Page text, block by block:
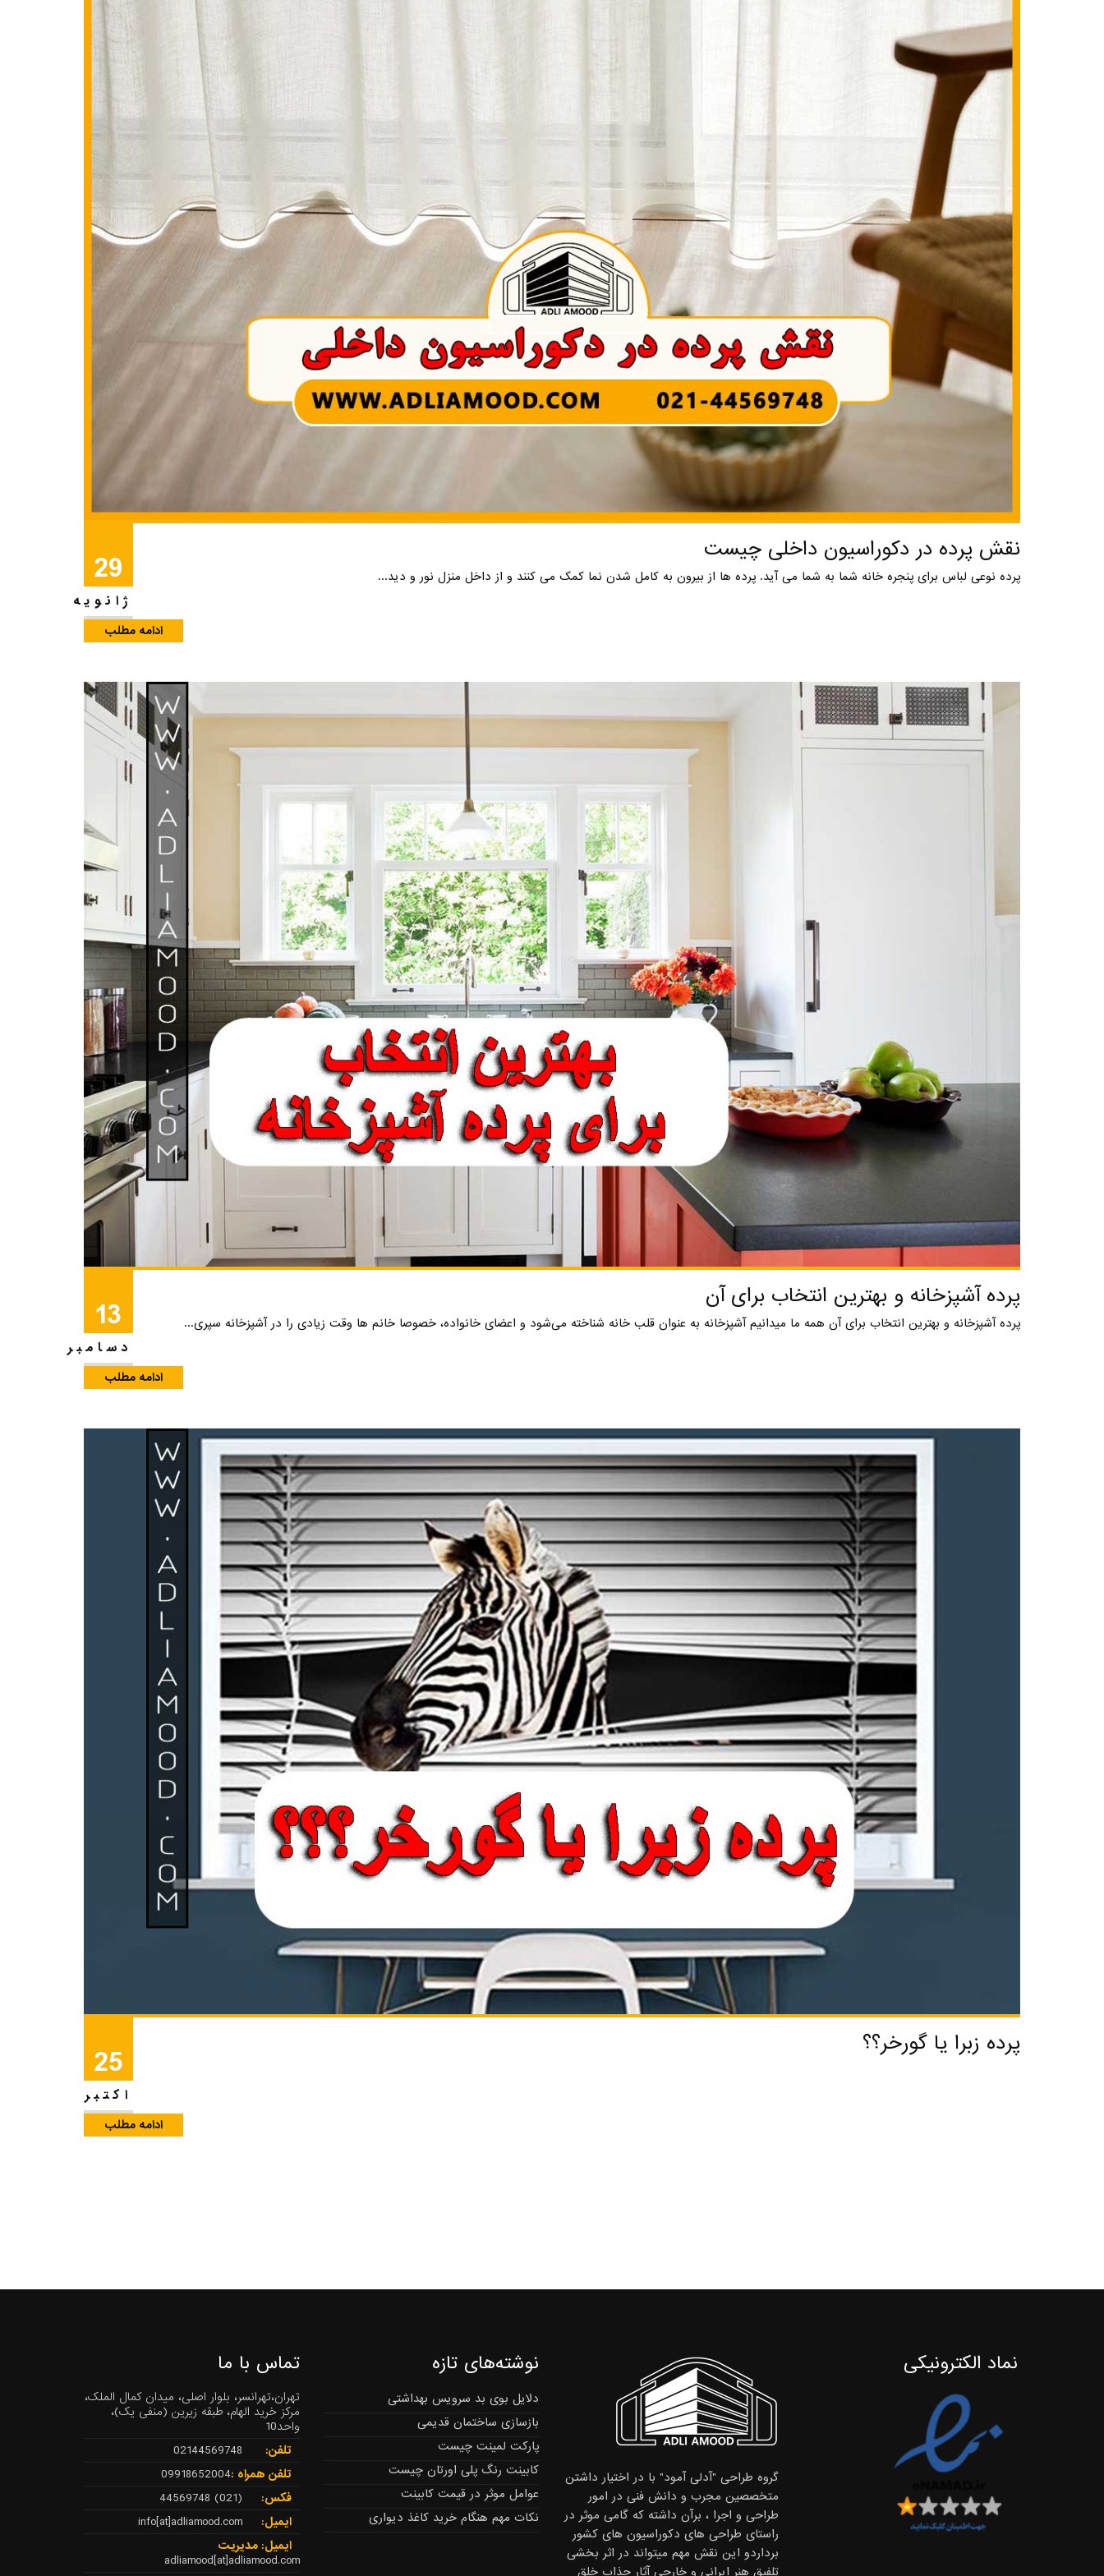
29
ژانویه
نقش پرده در دکوراسیون داخلی چیست
پرده نوعی لباس برای پنجره خانه شما به شما می آید. پرده ها از بیرون به کامل شدن نما کمک می کنند و از داخل منزل نور و دید...
ادامه مطلب
13
دسامبر
پرده آشپزخانه و بهترین انتخاب برای آن
پرده آشپزخانه و بهترین انتخاب برای آن همه ما میدانیم آشپزخانه به عنوان قلب خانه شناخته می‌شود و اعضای خانواده، خصوصا خانم ها وقت زیادی را در آشپزخانه سپری...
ادامه مطلب
25
اکتبر
پرده زبرا یا گورخر؟؟
ادامه مطلب
تماس با ما
تهران،تهرانسر، بلوار اصلی، میدان کمال الملک،
مرکز خرید الهام، طبقه زیرین (منفی یک)،
واحد10
تلفن:
02144569748
تلفن همراه :09918652004
فکس:
(021) 44569748
ایمیل:
info[at]adliamood.com
ایمیل: مدیریت
adliamood[at]adliamood.com
نوشته‌های تازه
دلایل بوی بد سرویس بهداشتی
بازسازی ساختمان قدیمی
پارکت لمینت چیست
کابینت رنگ پلی اورتان چیست
عوامل موثر در قیمت کابینت
نکات مهم هنگام خرید کاغذ دیواری
گروه طراحی "آدلی آمود" با در اختیار داشتن
متخصصین مجرب و دانش فنی در امور
طراحی و اجرا ، برآن داشته که گامی موثر در
راستای طراحی های دکوراسیون های کشور
برداردو این نقش مهم میتواند در اثر بخشی
تلفیق هنر ایرانی و خارجی آثار جذاب خلق
نماد الکترونیکی